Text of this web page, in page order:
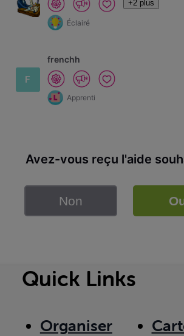
+2 plus
Éclairé
F
frenchh
Apprenti
Avez-vous reçu l'aide
Non
Quick Links
Organiser